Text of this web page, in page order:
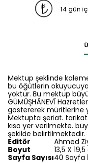
14 gün
Mektup şeklinde
bu öğütlerin
yoktur. Bu mektup
GÜMÜŞHÂNEVÎ
göstererek müritlerine
Mektupta şeriat.
kısa yer verilmekte.
şekilde belirtilmektedir.
Editör
Ahmed
Boyut
13,5 X
Sayfa Sayısı40 Sayfa